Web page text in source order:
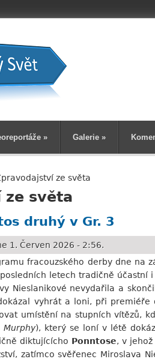
» Galerie »
ze světa
světa
druhý v Gr. 3
1. Červen 2026 - 2:56.
fracouzského derby dne na
letech tradičně účastní
Nieslanikové nevydařila a
vyhrát a loni, při
umístění na stupních vítězů,
Murphy), který se loní v létě
diktujícícho Ponntose, v
zatímco svěřenec Miroslava